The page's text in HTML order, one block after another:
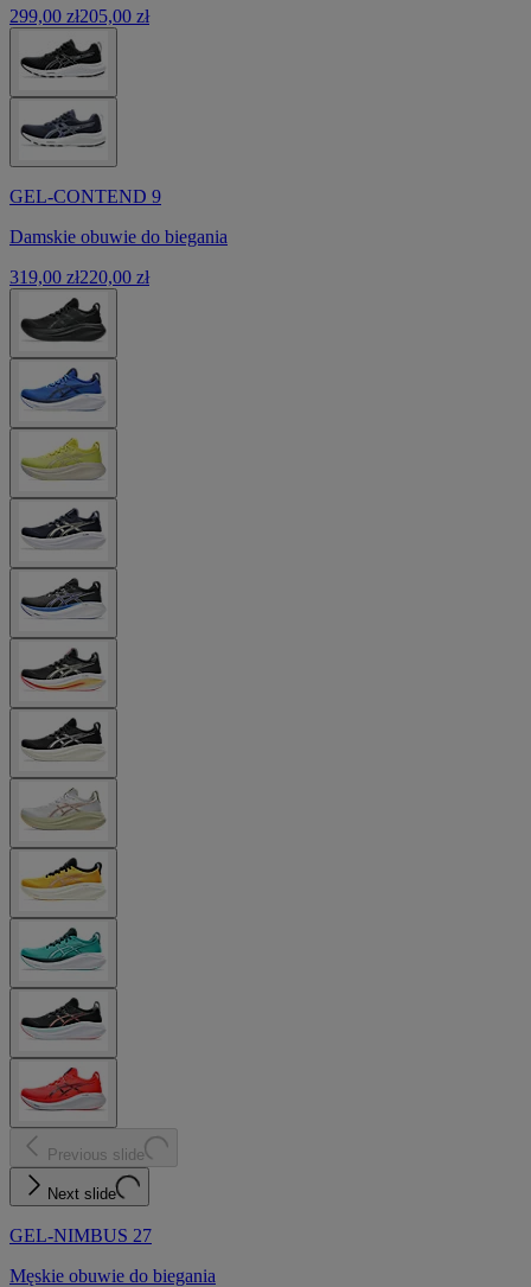
299,00 zł205,00 zł
GEL-CONTEND 9
Damskie obuwie do biegania
319,00 zł220,00 zł
Previous slide
Next slide
GEL-NIMBUS 27
Męskie obuwie do biegania